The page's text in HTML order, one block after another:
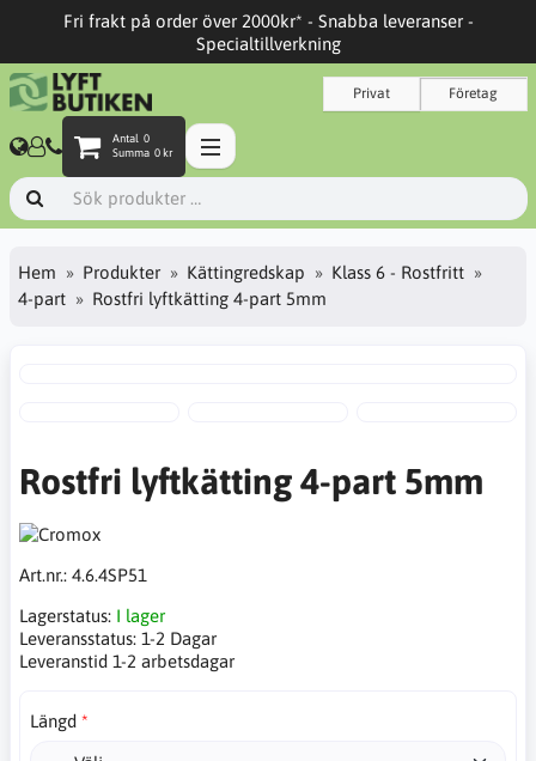
Fri frakt på order över 2000kr* - Snabba leveranser -
Specialtillverkning
Privat Företag
Antal 0
Summa 0 kr
Hem Produkter Kättingredskap
Klass 6 - Rostfritt
4-part
Rostfri lyftkätting 4-part 5mm
Rostfri lyftkätting 4-part 5mm
Art.nr.: 4.6.4SP51
Lagerstatus: I lager
Leveransstatus: 1-2 Dagar
Leveranstid 1-2 arbetsdagar
Längd